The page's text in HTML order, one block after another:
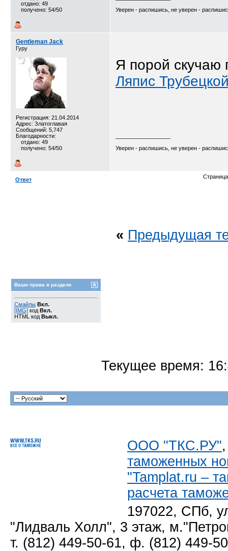
отдано: 49
получено: 54/50
Уверен - распишись, не уверен -
Gentleman Jack
Гуру
Регистрация: 21.04.2014
Адрес: Златоглавая
Сообщений: 5,747
Благодарности:
отдано: 49
получено: 54/50
Я порой скучаю
Ляпис
Уверен - распишись, не уверен -
Ответ
« Предыдущая
Ваши права в разделе
Смайлы Вкл.
[IMG] код Вкл.
HTML код Выкл.
Текущее время:
ООО "ТКС.РУ"
таможенных
"Tamplat.ru –
расчета
197022, СПб,
"Лидваль Холл", 3 этаж,
т. (812) 449-50-61, ф. (812) 449-